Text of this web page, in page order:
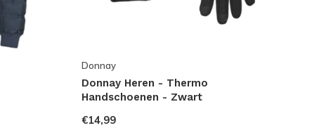
Donnay
Donnay Heren - Thermo
Handschoenen - Zwart
€14,99